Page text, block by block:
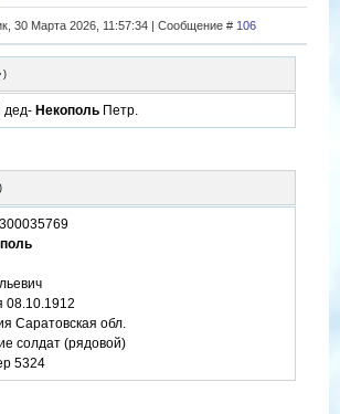
30 Марта 2026, 11:57:34 | Сообщение # 106
)
дед- Некополь Петр.
)
08.10.1912
Саратовская обл.
солдат (рядовой)
5324